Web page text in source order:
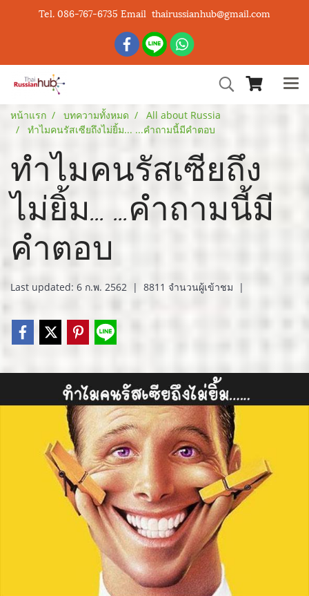
Tel. 086-767-6735 Email thairussianhub@gmail.com
หน้าแรก บทความทั้งหมด
All about Russia
ทำไมคนรัสเซียถึงไม่ยิ้ม... ...คำถามนี้มีคำตอบ
ทำไมคนรัสเซียถึง
ไม่ยิ้ม... ...คำถามนี้มี
คำตอบ
Last updated: 6 ก.พ. 2562 | 8811 จำนวนผู้เข้าชม |